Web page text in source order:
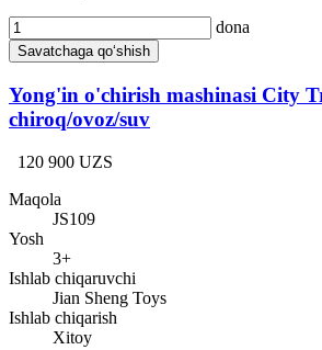
dona
Savatchaga qo‘shish
Yong'in o'chirish mashinasi City
chiroq/ovoz/suv
120 900 UZS
Maqola
JS109
Yosh
3+
Ishlab chiqaruvchi
Jian Sheng Toys
Ishlab chiqarish
Xitoy